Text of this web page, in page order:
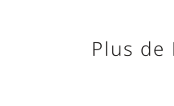
Plus de